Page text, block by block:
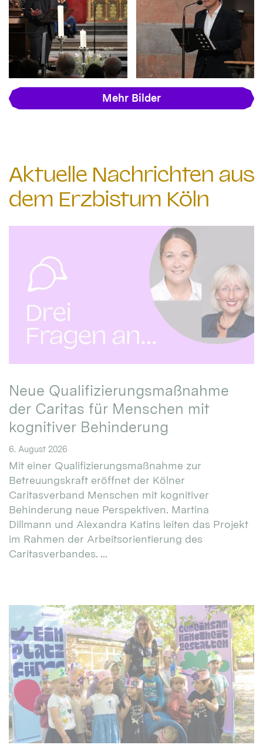
Mehr Bilder
Aktuelle Nachrichten aus
dem Erzbistum Köln
Neue Qualifizierungsmaßnahme
der Caritas für Menschen mit
kognitiver Behinderung
6. August 2026
Mit einer Qualifizierungsmaßnahme zur
Betreuungskraft eröffnet der Kölner
Caritasverband Menschen mit kognitiver
Behinderung neue Perspektiven. Martina
Dillmann und Alexandra Katins leiten das Projekt
im Rahmen der Arbeitsorientierung des
Caritasverbandes. ...